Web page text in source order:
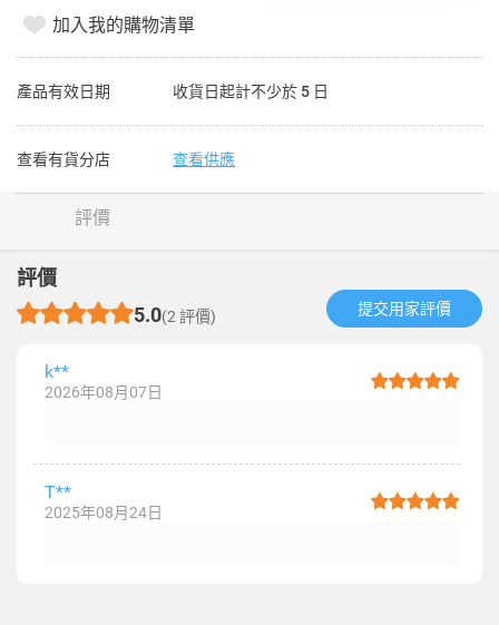
加入我的購物清單
產品有效日期 收貨日起計不少於 5 日
查看有貨分店 查看供應
評價
評價
5.0(2 評價) 提交用家評價​
k**
2026年08月07日
T**
2025年08月24日